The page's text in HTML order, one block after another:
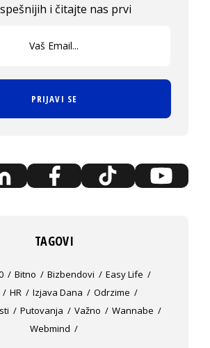
i čitajte nas prvi
PRIJAVI SE
TAGOVI
Bitno Bizbendovi
Easy Life
HR Izjava Dana
Odrzime
Putovanja Važno
Wannabe
Webmind